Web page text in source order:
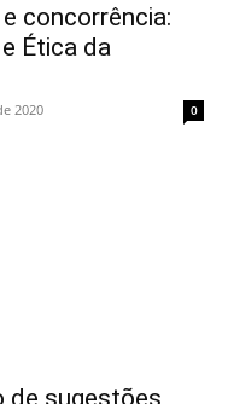
concorrência:
Ética da
2020 0
de sugestões